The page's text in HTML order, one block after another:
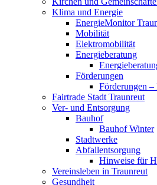
Klima und Energie
EnergieMonitor
Mobilität
Elektromobilität
Energieberatung
Förderungen
Förderungen –
Fairtrade Stadt Traunreut
Ver- und Entsorgung
Bauhof
Bauhof Winter
Stadtwerke
Abfallentsorgung
Hinweise für
Vereinsleben in Traunreut
Gesundheit